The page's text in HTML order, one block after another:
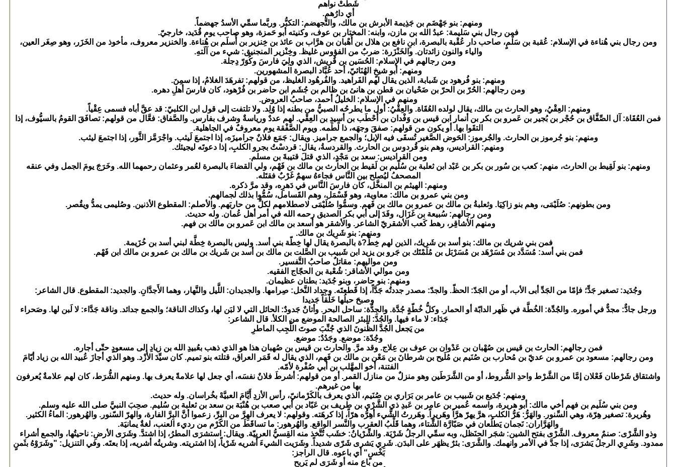
شَطَّتْ نواهم
أي دارُهم.
ومنهم: بنو جَهْضَم بن جَذِيمة الأبرش بن مالك، والتَّجهضم: التكبُّر. وربَّما سمِّي الأسدُ جهضماً.
فمن رجال بني سَليمة: عبدُ الله بن مازن، وابنه: المختار بن عوف، وكنيته أبو حَمزة، وهو صاحب يوم قُدَيد، خارجيّ.
ومن رجال بني هُناءة في الإسلام: عُقبة بن سَلْمٍ، صاحب دار عُقْبة بالبصرة، ابنِ نافع بن هلال بن أُهْبان بن هرَّاب بن عائذ بن خِنزير بن أُسلَم بن هُناءة. والخنزير معروف، مأخوذ من الخَزَر، وهو صِغَر العين،
والياء والنون زائدتان. والخَنْزَرة: ضربٌ من الفؤوس غليظ. وخِنْزير المنجنيق: شيء من آلَتهِ.
ومن رجالهم في الإسلام: الحُسَين بن قُريش، الذي ولِيَ فارسَ وكُوَرّ دِجلة.
ومنهم: أبو شيخٍ الهُنَائيّ، أحد عُبَّاد البصرة المشهورين.
ومنهم: بنو فُرهود بن شَبابة، الذين يقال لهم الفَراهيد. والفُرهُود الغليظ، من قولهم: تفرهَدَ الغلامُ، إذا سمِنَ.
ومن رجالهم: الحُرّ بن الحرّ بن ضَحْيان بن قطن بن هانئ بن ظالم بن جُشَم ابن حاضر بن فُرْهود، كان فارسَ أهلِ دهره.
ومنهم في الإسلام: الخليلُ أحمد، صاحبُ العروض.
ومنهم: العِقْيُ، وهو الحارث بن مالك، يقال لولده العُقَاة. والعِقْيُ: أول ما يطرحُه الصبيُّ من بطنه إذا وُلِد. ولا تلتفت إلى قول ابن الكلبيّ: قد عقَّ أباه فسمى عِقْياً.
فمن العُقَاة: آل الصِّفَّاق بن حُجْر بن بُجير بن عَمرو بن بكر بن أنمار ابن قيس بن وَفْدان بن أَحْطَب بن أسِيدِ بن العِقْي. لهم عددٌ ورياسةٌ وشرف بفارس. والصَّفاق: فعَّال من قولهم: تصافَقَ القومُ بالسيُّوف، إذا
التقَوا بها. أو يكون من قولهم: صفقَ وجهَه، ذا لَطَمه. ويوم الصَّفْقة يوم معروفٌ في الجاهلية.
ومنهم: بنو جُرموز بن الحارث. والجُرموز: الحَوض الصَّغير تُسقَى فيه الإبل؛ والجمع جراميز. ويقال: جَمَع فلانٌ جراميزَه، إذا اجتمعَ لَيثب. واجْرَمَّز الثَّور، إذا اجتمعَ ليثب.
ومنهم: القراديس، وهم بنو قُردوس بن الحارث. والقردسةُ، يقال: قردسْتُ بجرو الكلبِ، إذا دعوتَه ليجيئك.
ومن القراديس: سعد بن مَجْدٍ، الذي قتلَ قتيبةَ بن مسلم.
ومنهم: بنو لَقِيط بن الحارث، منهم: كعب بن سُور بن بكر بن عَبْد ابن ثعلبة بن سُلَيم بن لَقيط بن الحارث بن مالك بن فَهْم، ولي القضاءَ بالبصرة لعُمر وعثمان رحمهما الله. وخَرَجَ يومَ الجمل وفي عنقه
المصحفُ ليُصلح بين النَّاس فجاءهُ سهمٌ غَرْبٌ فقتَله.
ومنهم: الهيثم بن المنخَّل، كان فارسَ النَّاس في دَهرِه، وقد مرَّ ذكره.
ومن بني عمرو بن مالك: معاوية، وهو قَسْمَل، وهم القَسامل، سُمُّوا بذلك لجمالهم.
ومن بطونهم: صُلَيْمَى، وهم بنو زاكِيَا. وثعلبةُ بن مالك بن عمرو بن مالك بن فَهم. وسمُّوا صُلَيْمَى لاصطلامهم لكلِّ من حاربَهم. والأصلم: المقطوع الأذنين. وصُليمى يمدُّ ويقُصر.
ومن رجالهم: سُبيعة بن غَزَال، وفَدَ إلى أبي بكر الصديق رحمه الله في أمر أهل عُمان. وله حديث.
ومنهم الأشاقِر، رهط كَعب الأشقريّ الشاعر. والأشقر هو أسعد بن مالك ابن عَمرو بن مالك بن فهم.
ومنهم: بنو شَرِيك بن مالك.
فمن بني شريك بن مالك: بنو أسد بن شَريك، الذين لهم خِطَّ?ة بالبصرة يقال لها خِطّة بني أسد. وليس بالبصرة خِطَّة لبني أسد بن خُزَيمة.
فمن بني أسد: مُسَدَّد بن مُسَرْهَد بن مُسَرْبَل بن مُلَمْتَك بن جَرو بن يزيد ابن شَبيب بن الصَّلت بن مالك بن أسد بن شَريك بن مالك بن عمرو بن مالك ابن فَهْم.
ومن مواليهم: مقاتلٌ صاحبُ التَّفسير.
ومن موالي الأشاقر: شُعْبة بن الحجّاج الفقيه.
ومنهم: بنو حاضر، وبنو جُدَيد: بطنان عظيمان.
وجُدَيد: تصغير جَدٍّ؛ فإمّا من الجَدِّ أبى الأب، أو من الجَدّ: الحظّ. والجدّ: مصدر جددتُه جَدَّاً، إذا قَطعتَه. وجِداد النَّخل: صِرامها. والجديدان: اللَّيل والنَّهار، وهما الأَجدَّانِ. والجديد: المقطوع. قال الشاعر:
وصبحَ حبلُها خَلَقاً جَديدا
ورجل جادٌّ: مجدٌّ في أموره. والجُدِّة: الخُطَّة في ظَهر الدابّة أو الحمار. وكلُّ خُطّةٍ جُدَّة. والجِدُّة: ساحل البحر. وأتانٌ جَدودٌ: الحائل التي لا لبَن لها، وكذاك الناقة؛ والجمع جدائد. وناقة جَدَّاء: لا لَبن لها. وصَحراء
جَدَاء: لا ماء فيها. والجُدّ: البئر الصالحة الموضع من الكلأ. قال الشاعر:
من يَجعل الجُدَّ الظَّنونَ الذي جُنِّبَ صوتَ اللَّجِب الماطرِ
وجُدّة: موضع. وجَدُدٌ: موضع.
فمن رجالهم: الحارث بن قيس بن صُهْبان بن عَدْوان بن عوف بن عِلاج. وقد مرَّ. والحارث بن قيس بن صُهبان هذا هو الذي ذهب بعُبيدِ الله بن زيادِ إلى مسعودٍ حتّى أجاره.
ومن رجالهم: مسعود بن عمرو بن عديّ بن مُحارب بن صُنَيم بن مُلَيح بن شرطانَ بن مَعْن بن مالك بن فَهم، الذي يقال له قَمَر العراق، قتلته بنو تميم. كان سيِّدَ الأزْد. وهو الذي أجازَ عُبيد الله بن زياد أيّامَ
الفتنة، أخو المهَّلب بن أبي صُفْرة لأمّه.
واشتقاق شَرْطان فَعْلان إمَّا من الشَّرْط واحدِ الشُّروط، أو من الشَّرَطَين وهو منزلٌ من منازل القمر. أو من قولهم: أشرطَ فلانٌ نفسَه، أي جعل لها علامةً يعرف بها. ومنهم الشُّرَط، كان لهم علامةٌ يُعرفون
بها من غيرهم.
ومنهم: جُدَيع بن شَبيب بن عامر بن بَرَاري بن صُنَيم، الذي يعرف بالكَرْمانيّ، رأس الأزدِ أَيَّامَ العبيَّهْ بخُراسان. وله حديث.
ومن بني سُلَيم بن فهم أخي مالك: أبو هريرة، واسمه عُمير بن عامر بن عَبدِ ذي الشَّرْي بن طريف بن عَبّاد بن أبي صعب بن هُنْبَة بن سعد بن ثعلبة بن سُليم. صحِبَ النبيَّ صلى الله عليه وسلم.
وهُريرة: تصغير هِرّة، وهي السِّنور. والهَرُّ: هَرُّ الكلب، هرَّ يهرّ هرَّاً وهَريراً. وهَررتُ الشَّيء أهِرُّه هرّاً، إذا كرهَته. وقولهم: لا يعرف الهِرَّ من البِرِّ، زعموا أنَّ البِرَّ الفارة، والهرّ السّنور. والهُرهور: الماءُ الكثير.
والهَرَّاران: نَجمان يَطلُعان في صَبّارَّة الشِّتاء، وهما قَلْبُ العقرب والنَّسر الواقع. والهُرهور: ما تساقَطَ من الكَرْم من رديء العنب، لغةٌ يمانيَة.
وذو الشَّرْى: صنمٌ معروف. الشَّرْى بفتح الشين: شجَر الحنَظل، وبه سمِّي الرجلُ شَرْيَة. والشِّرْيانُ: خشَب تُتَّخذ منه القِسيُّ العربيّة. ويقال: استشرَى المطرُ، إذا اشتدَّ. وشَرَى الأرضِ: ناحيتُها، والجمع أشراء
ممدود. وشَرِي الرجلُ يَشرَى، إذا جدَّ في الأمر وانهمك. والشَّرَى: بئرٌ يظهَر على البدَن. شَرِي يَشرى شَرّى شديداً. وشَرَيت الشيءَ أَشريه شَرْياً، إذا اشتريته. وشريتُه أشريه، إذا بعتَه. وفي التنزيل: "وشَرَوْهُ بثَمنٍ
بَخْسٍ" أي باعوه. قال الراجز:
من باع منه أو شَرَى لم يَربحِ